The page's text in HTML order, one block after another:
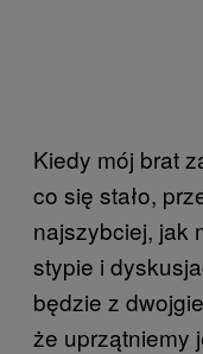
Kiedy mój brat
co się stało,
najszybciej, jak
stypie i
będzie z
że uprzątniemy